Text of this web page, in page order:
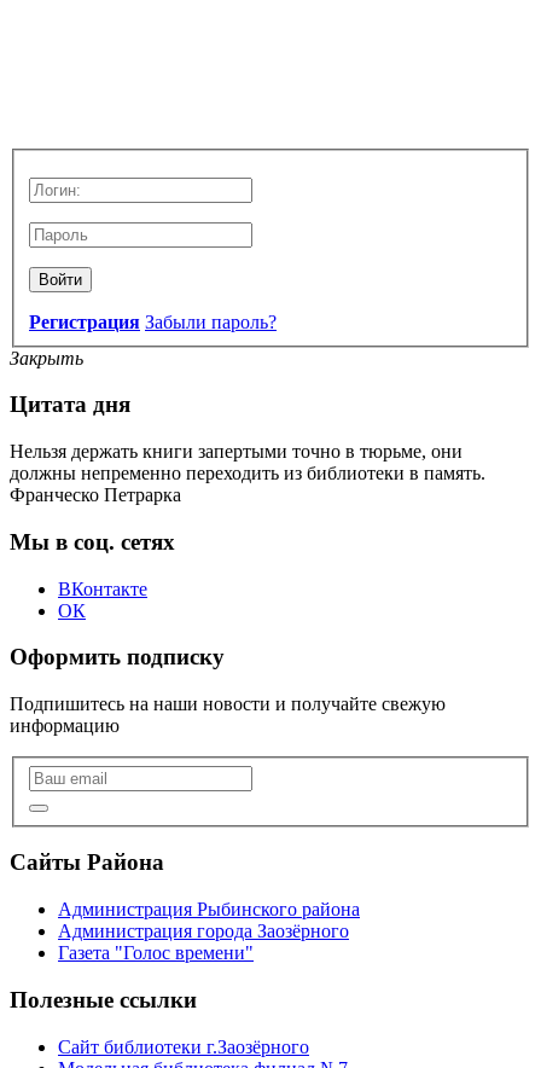
Войти
Регистрация Забыли пароль?
Закрыть
Цитата дня
Нельзя держать книги запертыми точно в тюрьме, они
должны непременно переходить из библиотеки в память.
Франческо Петрарка
Мы в соц. сетях
ВКонтакте
ОК
Оформить подписку
Подпишитесь на наши новости и получайте свежую
информацию
Сайты Района
Администрация Рыбинского района
Администрация города Заозёрного
Газета "Голос времени"
Полезные ссылки
Сайт библиотеки г.Заозёрного